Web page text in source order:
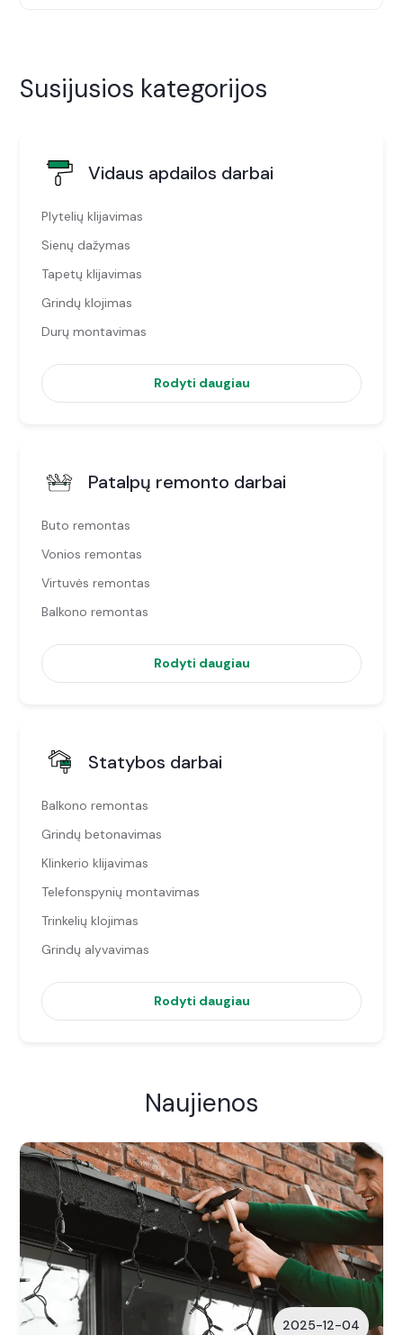
Susijusios kategorijos
Vidaus apdailos darbai
Plytelių klijavimas
Sienų dažymas
Tapetų klijavimas
Grindų klojimas
Durų montavimas
Rodyti daugiau
Patalpų remonto darbai
Buto remontas
Vonios remontas
Virtuvės remontas
Balkono remontas
Rodyti daugiau
Statybos darbai
Balkono remontas
Grindų betonavimas
Klinkerio klijavimas
Telefonspynių montavimas
Trinkelių klojimas
Grindų alyvavimas
Rodyti daugiau
Naujienos
2025-12-04